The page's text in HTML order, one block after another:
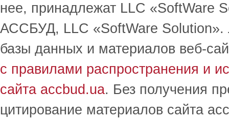
нее, принадлежат LLC
АССБУД, LLC «SoftWare Solution».
базы данных и материалов веб-
с правилами распространения и
сайта accbud.ua. Без получения
цитирование материалов сайта